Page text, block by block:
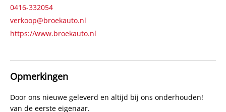
Modeldatum vanaf
Aandrijving
Emissieklasse
Verbruik stad
11,2 l/100km
0416-332054
verkoop@broekauto.nl
https://www.broekauto.nl
Opmerkingen
Door ons nieuwe geleverd en altijd bij ons onderhouden!
van de eerste eigenaar.